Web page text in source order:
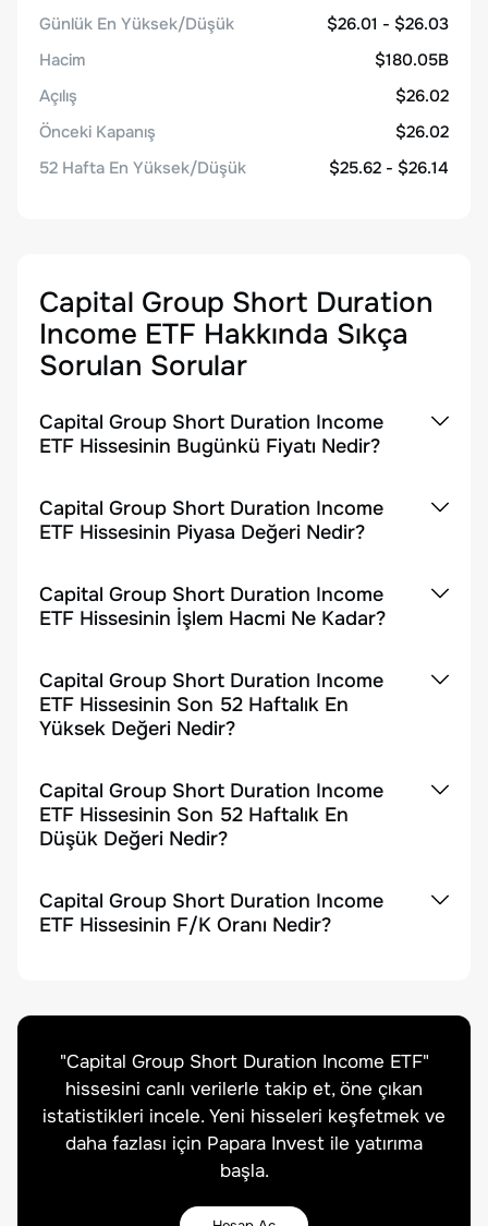
Günlük En Yüksek/Düşük
$26.01 - $26.03
Hacim
$180.05B
Açılış
$26.02
Önceki Kapanış
$26.02
52 Hafta En Yüksek/Düşük
$25.62 - $26.14
Capital Group Short Duration
Income ETF Hakkında Sıkça
Sorulan Sorular
Capital Group Short Duration Income
ETF Hissesinin Bugünkü Fiyatı Nedir?
Capital Group Short Duration Income
ETF Hissesinin Piyasa Değeri Nedir?
Capital Group Short Duration Income
ETF Hissesinin İşlem Hacmi Ne Kadar?
Capital Group Short Duration Income
ETF Hissesinin Son 52 Haftalık En
Yüksek Değeri Nedir?
Capital Group Short Duration Income
ETF Hissesinin Son 52 Haftalık En
Düşük Değeri Nedir?
Capital Group Short Duration Income
ETF Hissesinin F/K Oranı Nedir?
"Capital Group Short Duration Income ETF"
hissesini canlı verilerle takip et, öne çıkan
istatistikleri incele. Yeni hisseleri keşfetmek ve
daha fazlası için Papara Invest ile yatırıma
başla.